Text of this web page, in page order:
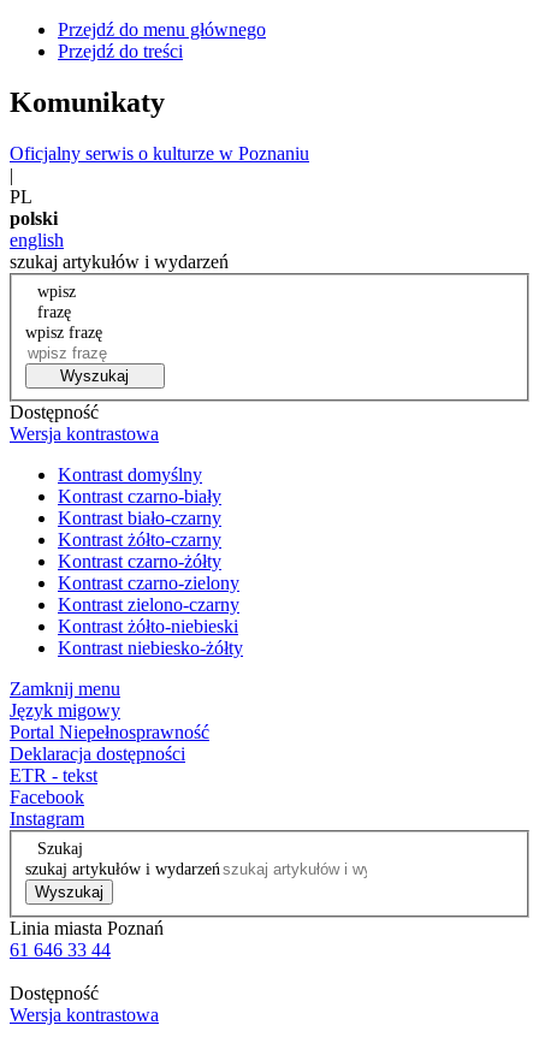
Przejdź do menu głównego
Przejdź do treści
Komunikaty
Oficjalny serwis o kulturze w Poznaniu
|
PL
polski
english
szukaj artykułów i wydarzeń
wpisz
frazę
wpisz frazę
Wyszukaj
Dostępność
Wersja kontrastowa
Kontrast domyślny
Kontrast czarno-biały
Kontrast biało-czarny
Kontrast żółto-czarny
Kontrast czarno-żółty
Kontrast czarno-zielony
Kontrast zielono-czarny
Kontrast żółto-niebieski
Kontrast niebiesko-żółty
Zamknij menu
Język migowy
Portal Niepełnosprawność
Deklaracja dostępności
ETR - tekst
Facebook
Instagram
Szukaj
szukaj artykułów i wydarzeń
Wyszukaj
Linia miasta Poznań
61 646 33 44
Dostępność
Wersja kontrastowa